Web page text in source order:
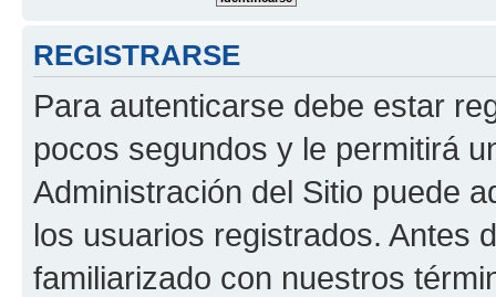
REGISTRARSE
Para autenticarse debe estar
pocos segundos y le permitirá
Administración del Sitio puede
los usuarios registrados. Antes
familiarizado con nuestros